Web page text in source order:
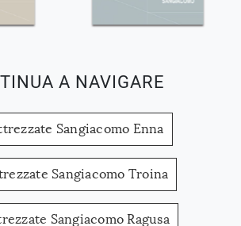
A NAVIGARE
Sangiacomo Enna
Sangiacomo Troina
Sangiacomo Ragusa